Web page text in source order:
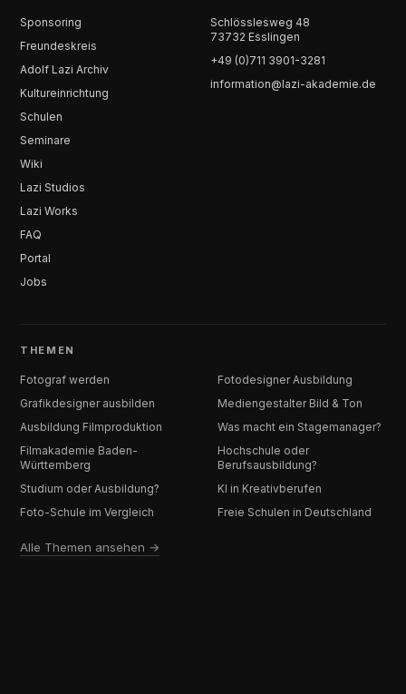
Sponsoring
Freundeskreis
Adolf Lazi Archiv
Kultureinrichtung
Schulen
Seminare
Wiki
Lazi Studios
Lazi Works
FAQ
Portal
Jobs
Schlösslesweg 48
73732 Esslingen
+49 (0)711 3901-3281
information@lazi-akademie.de
THEMEN
Fotograf werden
Fotodesigner Ausbildung
Grafikdesigner ausbilden
Mediengestalter Bild & Ton
Ausbildung Filmproduktion
Was macht ein Stagemanager?
Filmakademie Baden-
Württemberg
Hochschule oder
Berufsausbildung?
Studium oder Ausbildung?
KI in Kreativberufen
Foto-Schule im Vergleich
Freie Schulen in Deutschland
Alle Themen ansehen →